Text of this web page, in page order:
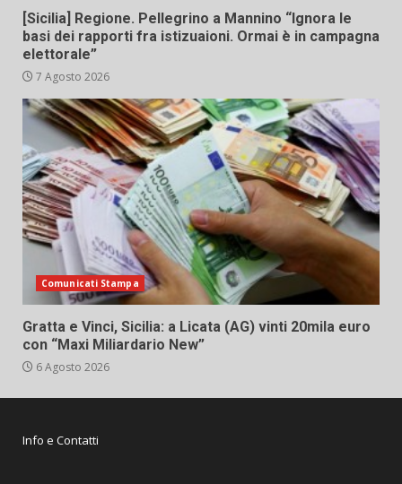
[Sicilia] Regione. Pellegrino a Mannino “Ignora le
basi dei rapporti fra istizuaioni. Ormai è in campagna
elettorale”
7 Agosto 2026
Comunicati Stampa
Gratta e Vinci, Sicilia: a Licata (AG) vinti 20mila euro
con “Maxi Miliardario New”
6 Agosto 2026
Info e Contatti